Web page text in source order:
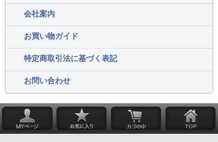
会社案内
お買い物ガイド
特定商取引法に基づく表記
お問い合わせ